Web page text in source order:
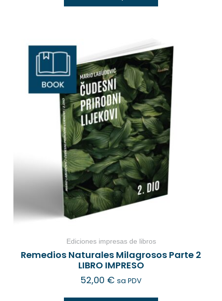
Ediciones impresas de libros
Remedios Naturales Milagrosos Parte 2
LIBRO IMPRESO
52,00 € sa PDV